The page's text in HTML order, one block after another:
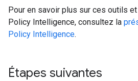
Pour en savoir plus sur ces outils
Policy Intelligence, consultez la
Policy Intelligence.
Étapes suivantes